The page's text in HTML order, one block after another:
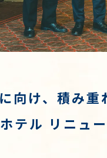
向け、積み
テル リニュ